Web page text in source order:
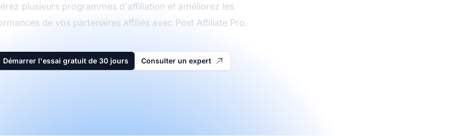
plusieurs programmes d'affiliation et améliorez les
de vos partenaires affiliés avec Post Affiliate Pro.
Démarrer l'essai gratuit de 30 jours Consulter un expert